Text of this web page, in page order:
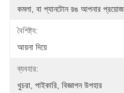
কমলা, বা প্যানটোন রঙ আপনার
বৈশিষ্ট্য:
আয়না দিয়ে
ব্যবহার:
খুচরা, পাইকারি, বিজ্ঞাপন উপহার